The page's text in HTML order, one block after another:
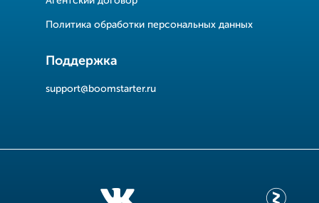
Политика обработки персональных данных
Поддержка
support@boomstarter.ru